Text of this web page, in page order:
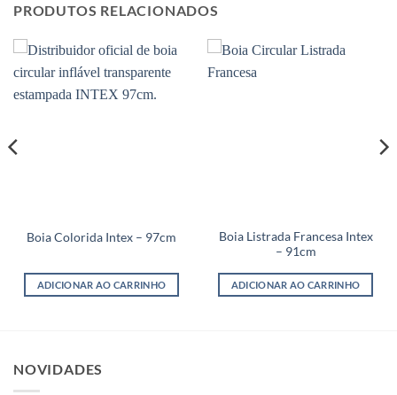
PRODUTOS RELACIONADOS
Boia Colorida Intex – 97cm
ADICIONAR AO CARRINHO
Boia Listrada Francesa Intex
– 91cm
ADICIONAR AO CARRINHO
NOVIDADES